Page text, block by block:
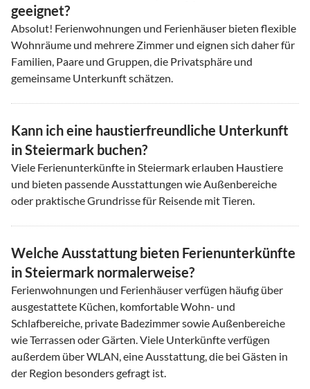
geeignet?
Absolut! Ferienwohnungen und Ferienhäuser bieten flexible
Wohnräume und mehrere Zimmer und eignen sich daher für
Familien, Paare und Gruppen, die Privatsphäre und
gemeinsame Unterkunft schätzen.
Kann ich eine haustierfreundliche Unterkunft
in Steiermark buchen?
Viele Ferienunterkünfte in Steiermark erlauben Haustiere
und bieten passende Ausstattungen wie Außenbereiche
oder praktische Grundrisse für Reisende mit Tieren.
Welche Ausstattung bieten Ferienunterkünfte
in Steiermark normalerweise?
Ferienwohnungen und Ferienhäuser verfügen häufig über
ausgestattete Küchen, komfortable Wohn- und
Schlafbereiche, private Badezimmer sowie Außenbereiche
wie Terrassen oder Gärten. Viele Unterkünfte verfügen
außerdem über WLAN, eine Ausstattung, die bei Gästen in
der Region besonders gefragt ist.